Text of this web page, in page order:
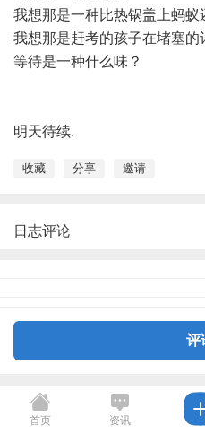
我想那是一种比热锅盖上蚂蚁
我想那是赶考的孩子在堵塞的
等待是一种什么味？
明天待续.
收藏 分享 邀请
日志评论
评
首页 资讯